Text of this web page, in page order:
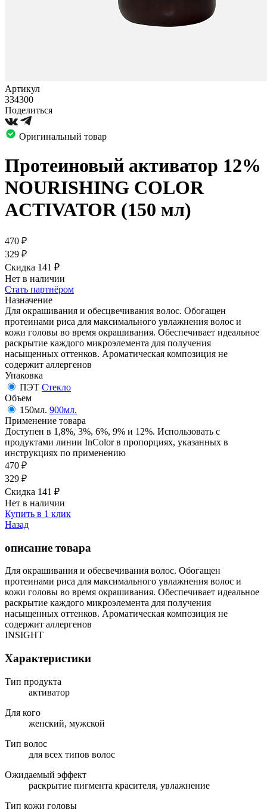
Артикул
334300
Поделиться
Оригинальный товар
Протеиновый активатор 12%
NOURISHING COLOR
ACTIVATOR (150 мл)
470 ₽
329 ₽
Скидка 141 ₽
Нет в наличии
Стать партнёром
Назначение
Для окрашивания и обесцвечивания волос. Обогащен
протеинами риса для максимального увлажнения волос и
кожи головы во время окрашивания. Обеспечивает идеальное
раскрытие каждого микроэлемента для получения
насыщенных оттенков. Ароматическая композиция не
содержит аллергенов
Упаковка
ПЭТ Стекло
Объем
150мл. 900мл.
Применение товара
Доступен в 1,8%, 3%, 6%, 9% и 12%. Использовать с
продуктами линии InColor в пропорциях, указанных в
инструкциях по применению
470 ₽
329 ₽
Скидка 141 ₽
Нет в наличии
Купить в 1 клик
Назад
описание товара
Для окрашивания и обесвечивания волос. Обогащен
протеинами риса для максимального увлажнения волос и
кожи головы во время окрашивания. Обеспечивает идеальное
раскрытие каждого микроэлемента для получения
насыщенных оттенков. Ароматическая композиция не
содержит аллергенов
INSIGHT
Характеристики
Тип продукта
активатор
Для кого
женский, мужской
Тип волос
для всех типов волос
Ожидаемый эффект
раскрытие пигмента красителя, увлажнение
Тип кожи головы